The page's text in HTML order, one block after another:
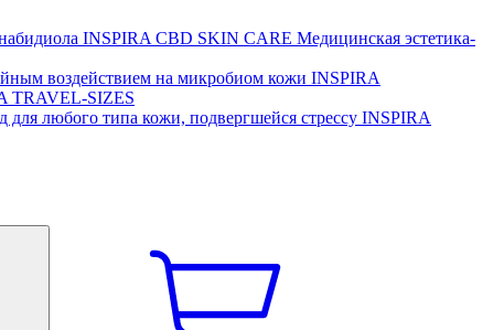
INSPIRA CBD SKIN CARE Медицинская эстетика-
воздействием на микробиом кожи INSPIRA
TRAVEL-SIZES
для любого типа кожи, подвергшейся стрессу INSPIRA